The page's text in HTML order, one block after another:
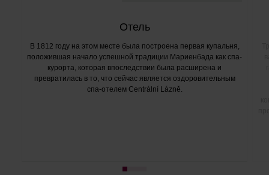
Отель
В 1812 году на этом месте была построена первая купальня,
положившая начало успешной традиции Мариенбада как спа-
курорта, которая впоследствии была расширена и
превратилась в то, что сейчас является оздоровительным
спа-отелем Centrální Lázně.